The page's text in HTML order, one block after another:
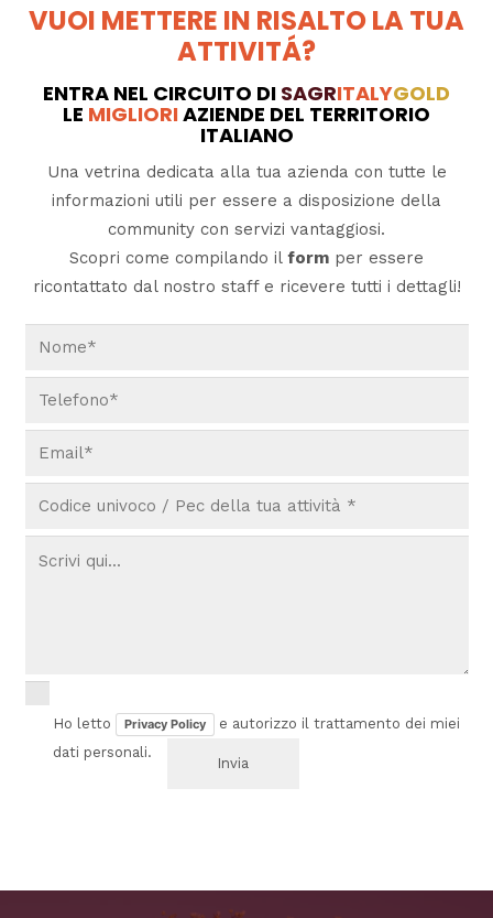
VUOI METTERE IN RISALTO LA TUA
ATTIVITÁ?
ENTRA NEL CIRCUITO DI SAGRITALYGOLD
LE MIGLIORIAZIENDE DEL TERRITORIO
ITALIANO
Una vetrina dedicata alla tua azienda con tutte le
informazioni utili per essere a disposizione della
community con servizi vantaggiosi.
Scopri come compilando il form per essere
ricontattato dal nostro staff e ricevere tutti i dettagli!
Ho letto Privacy Policy
e autorizzo il trattamento dei miei
dati personali.